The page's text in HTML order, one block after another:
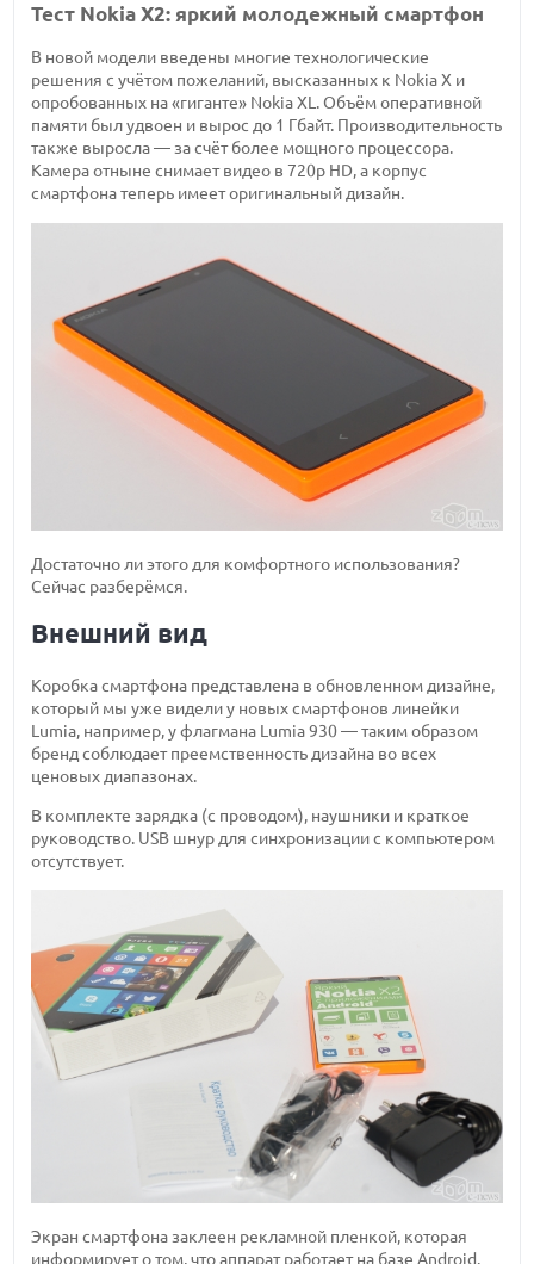
Тест Nokia X2: яркий молодежный смартфон
В новой модели введены многие технологические
решения с учётом пожеланий, высказанных к Nokia X и
опробованных на «гиганте» Nokia XL. Объём оперативной
памяти был удвоен и вырос до 1 Гбайт. Производительность
также выросла — за счёт более мощного процессора.
Камера отныне снимает видео в 720p HD, а корпус
смартфона теперь имеет оригинальный дизайн.
Достаточно ли этого для комфортного использования?
Сейчас разберёмся.
Внешний вид
Коробка смартфона представлена в обновленном дизайне,
который мы уже видели у новых смартфонов линейки
Lumia, например, у флагмана Lumia 930 — таким образом
бренд соблюдает преемственность дизайна во всех
ценовых диапазонах.
В комплекте зарядка (с проводом), наушники и краткое
руководство. USB шнур для синхронизации с компьютером
отсутствует.
Экран смартфона заклеен рекламной пленкой, которая
информирует о том, что аппарат работает на базе Android.